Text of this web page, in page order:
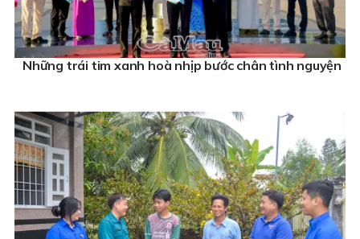
Những trái tim xanh hoà nhịp bước chân tình nguyện